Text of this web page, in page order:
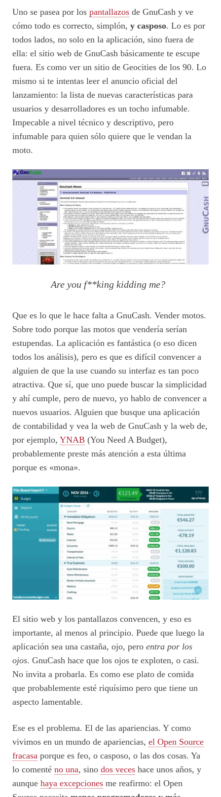
Uno se pasea por los pantallazos de GnuCash y ve
cómo todo es correcto, simplón, y casposo. Lo es por
todos lados, no solo en la aplicación, sino fuera de
ella: el sitio web de GnuCash básicamente te escupe
fuera. Es como ver un sitio de Geocities de los 90. Lo
mismo si te intentas leer el anuncio oficial del
lanzamiento: la lista de nuevas características para
usuarios y desarrolladores es un tocho infumable.
Impecable a nivel técnico y descriptivo, pero
infumable para quien sólo quiere que le vendan la
moto.
Are you f**king kidding me?
Que es lo que le hace falta a GnuCash. Vender motos.
Sobre todo porque las motos que vendería serían
estupendas. La aplicación es fantástica (o eso dicen
todos los análisis), pero es que es difícil convencer a
alguien de que la use cuando su interfaz es tan poco
atractiva. Que sí, que uno puede buscar la simplicidad
y ahí cumple, pero de nuevo, yo hablo de convencer a
nuevos usuarios. Alguien que busque una aplicación
de contabilidad y vea la web de GnuCash y la web de,
por ejemplo, YNAB (You Need A Budget),
probablemente preste más atención a esta última
porque es «mona».
El sitio web y los pantallazos convencen, y eso es
importante, al menos al principio. Puede que luego la
aplicación sea una castaña, ojo, pero entra por los
ojos. GnuCash hace que los ojos te exploten, o casi.
No invita a probarla. Es como ese plato de comida
que probablemente esté riquísimo pero que tiene un
aspecto lamentable.
Ese es el problema. El de las apariencias. Y como
vivimos en un mundo de apariencias, el Open Source
fracasa porque es feo, o casposo, o las dos cosas. Ya
lo comenté no una, sino dos veces hace unos años, y
aunque haya excepciones me reafirmo: el Open